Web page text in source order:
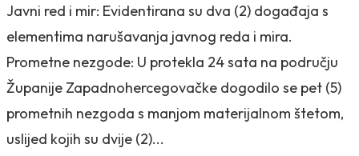
Javni red i mir: Evidentirana su dva (2) događaja s
elementima narušavanja javnog reda i mira.
Prometne nezgode: U protekla 24 sata na području
Županije Zapadnohercegovačke dogodilo se pet (5)
prometnih nezgoda s manjom materijalnom štetom,
uslijed kojih su dvije (2)...